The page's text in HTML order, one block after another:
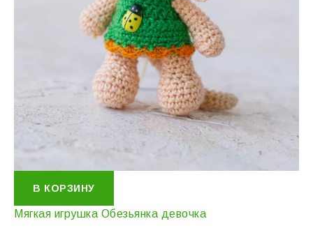
В КОРЗИНУ
Мягкая игрушка Обезьянка девочка